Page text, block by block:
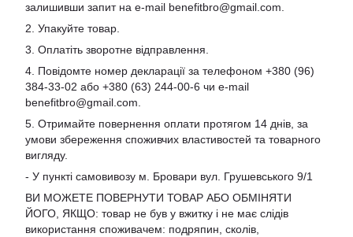
залишивши запит на e-mail benefitbro@gmail.com
2. Упакуйте товар.
3. Оплатіть зворотне відправлення.
4. Повідомте номер декларації за телефоном +380 (96)
384-33-02 або +380 (63) 244-00-6 чи e-mail
benefitbro@gmail.com
5. Отримайте повернення оплати протягом 14 днів, за
умови збереження споживчих властивостей та товарного
вигляду.
- У пункті самовивозу м. Бровари вул. Грушевського 9/1
ВИ МОЖЕТЕ ПОВЕРНУТИ ТОВАР АБО ОБМІНЯТИ
ЙОГО, ЯКЩО: товар не був у вжитку і не має слідів
використання споживачем: подряпин, сколів,